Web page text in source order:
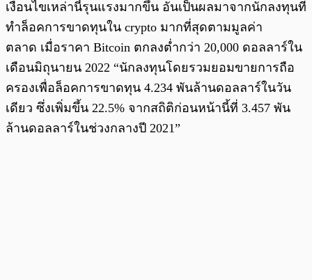
เงื่อนไขเหล่านี้รุนแรงมากขึ้น อันเป็นผลมาจากนักลงทุนที่
ทำล็อคการขาดทุนใน crypto มากที่สุดตามมูลค่า
ตลาด เมื่อราคา Bitcoin ตกลงต่ำกว่า 20,000 ดอลลาร์ใน
เดือนมิถุนายน 2022 “นักลงทุนโดยรวมยอมขายการถือ
ครองเพื่อล็อคการขาดทุน 4.234 พันล้านดอลลาร์ในวัน
เดียว ซึ่งเพิ่มขึ้น 22.5% จากสถิติก่อนหน้านี้ที่ 3.457 พัน
ล้านดอลลาร์ในช่วงกลางปี ​​2021”